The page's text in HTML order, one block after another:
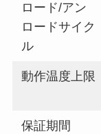
ロード/アン
ロードサイク
ル
動作温度上限
保証期間